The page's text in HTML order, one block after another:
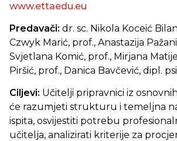
www.ettaedu.eu
Predavači: dr. sc. Nikola Koceić
Czwyk Marić, prof., Anastazija
Svjetlana Komić, prof., Mirjana
Piršić, prof., Danica Bavčević, dipl.
Ciljevi: Učitelji pripravnici iz
će razumjeti strukturu i temeljna
ispita, osvijestiti potrebu
učitelja, analizirati kriterije za